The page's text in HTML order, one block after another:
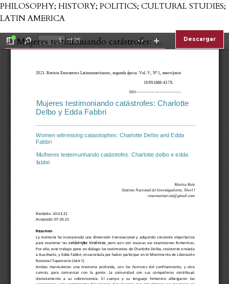
PHILOSOPHY; HISTORY; POLITICS; CULTURAL STUDIES;
LATIN AMERICA
←Volver a los detalles del artículo
Mujeres testimoniando catástrofes: Charlotte Delbo y Edda Fabbri Descargar